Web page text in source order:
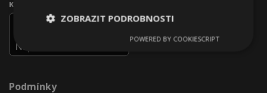
Kontaktujte nás ještě dnes!
Podmínky
ZOBRAZIT PODROBNOSTI
nutné
Výkonové
soubory
Soubory
POWERED BY COOKIESCRIPT